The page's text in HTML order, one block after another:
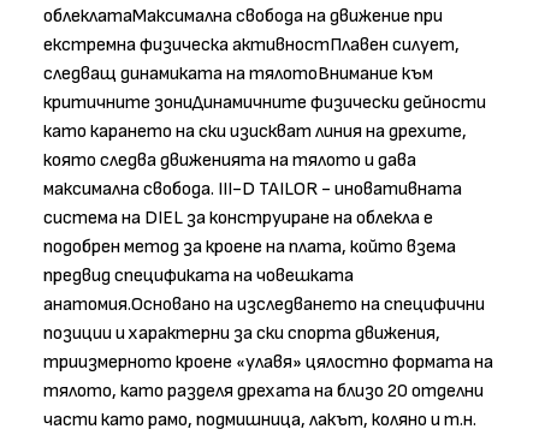
облеклатаМаксимална свобода на движение при
екстремна физическа активностПлавен силует,
следващ динамиката на тялотоВнимание към
критичните зониДинамичните физически дейности
като карането на ски изискват линия на дрехите,
която следва движенията на тялото и дава
максимална свобода. III-D TAILOR - иновативната
система на DIEL за конструиране на облекла е
подобрен метод за кроене на плата, който взема
предвид спецификата на човешката
анатомия.Основано на изследването на специфични
позиции и характерни за ски спорта движения,
триизмерното кроене «улавя» цялостно формата на
тялото, като разделя дрехата на близо 20 отделни
части като рамо, подмишница, лакът, коляно и т.н.